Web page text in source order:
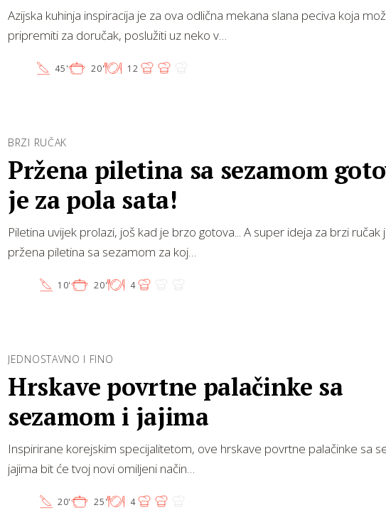
Azijska kuhinja inspiracija je za ova odlična mekana slana peciva koja
pripremiti za doručak, poslužiti uz neko v…
45' 20' 12
BRZI RUČAK
Pržena piletina sa sezamom
je za pola sata!
Piletina uvijek prolazi, još kad je brzo gotova... A super ideja za brzi ručak
pržena piletina sa sezamom za koj…
10' 20' 4
JEDNOSTAVNO I FINO
Hrskave povrtne palačinke sa
sezamom i jajima
Inspirirane korejskim specijalitetom, ove hrskave povrtne palačinke sa
jajima bit će tvoj novi omiljeni način…
20' 25' 4